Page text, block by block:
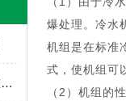
化工冷水机的行业适应性及其重要性解析
爆处理。冷水
机组是在标准
式，使机组可
（2）机组的